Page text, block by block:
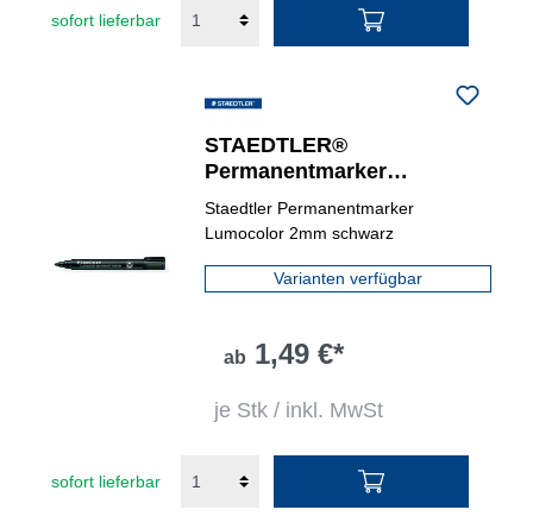
sofort lieferbar
STAEDTLER®
Permanentmarker
Lumocolor® 352
Staedtler Permanentmarker
Lumocolor 2mm schwarz
Varianten verfügbar
ab 1,49 €*
je Stk / inkl. MwSt
sofort lieferbar